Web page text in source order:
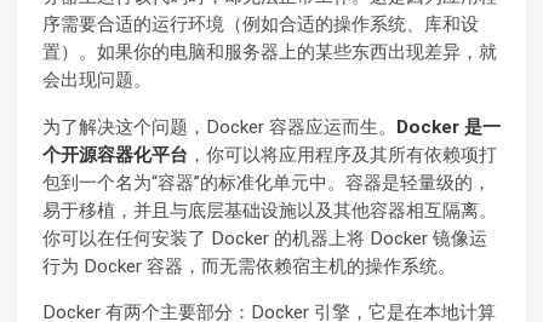
序需要合适的运行环境（例如合适的操作系统、库和设
置）。如果你的电脑和服务器上的某些东西出现差异，就
会出现问题。
为了解决这个问题，Docker 容器应运而生。 Docker 是一
个开源容器化平台 ，你可以将应用程序及其所有依赖项打
包到一个名为“容器”的标准化单元中。容器是轻量级的，
易于移植，并且与底层基础设施以及其他容器相互隔离。
你可以在任何安装了 Docker 的机器上将 Docker 镜像运
行为 Docker 容器，而无需依赖宿主机的操作系统。
Docker 有两个主要部分：Docker 引擎，它是在本地计算